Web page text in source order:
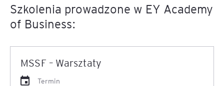
Szkolenia prowadzone w EY Academy
of Business:
MSSF – Warsztaty
Termin